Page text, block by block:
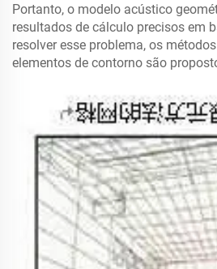
Portanto, o modelo acústico
resultados de cálculo precisos em
resolver esse problema, os
elementos de contorno são